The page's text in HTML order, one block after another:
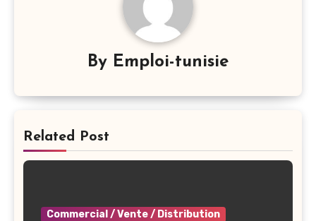
By Emploi-tunisie
Related Post
Commercial / Vente / Distribution